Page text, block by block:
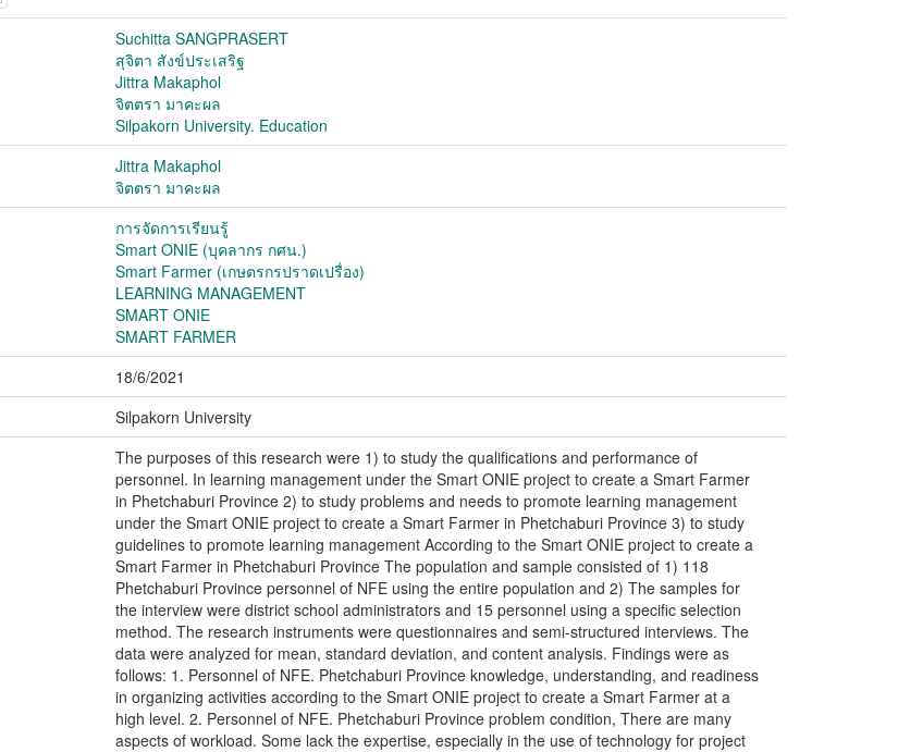
Suchitta SANGPRASERT
สุจิตา สังข์ประเสริฐ
Jittra Makaphol
จิตตรา มาคะผล
Silpakorn University. Education
Jittra Makaphol
จิตตรา มาคะผล
การจัดการเรียนรู้
Smart ONIE (บุคลากร กศน.)
Smart Farmer (เกษตรกรปราดเปรื่อง)
LEARNING MANAGEMENT
SMART ONIE
SMART FARMER
18/6/2021
Silpakorn University
The purposes of this research were 1) to study the qualifications and performance of
personnel. In learning management under the Smart ONIE project to create a Smart Farmer
in Phetchaburi Province 2) to study problems and needs to promote learning management
under the Smart ONIE project to create a Smart Farmer in Phetchaburi Province 3) to study
guidelines to promote learning management According to the Smart ONIE project to create a
Smart Farmer in Phetchaburi Province The population and sample consisted of 1) 118
Phetchaburi Province personnel of NFE using the entire population and 2) The samples for
the interview were district school administrators and 15 personnel using a specific selection
method. The research instruments were questionnaires and semi-structured interviews. The
data were analyzed for mean, standard deviation, and content analysis. Findings were as
follows: 1. Personnel of NFE. Phetchaburi Province knowledge, understanding, and readiness
in organizing activities according to the Smart ONIE project to create a Smart Farmer at a
high level. 2. Personnel of NFE. Phetchaburi Province problem condition, There are many
aspects of workload. Some lack the expertise, especially in the use of technology for project